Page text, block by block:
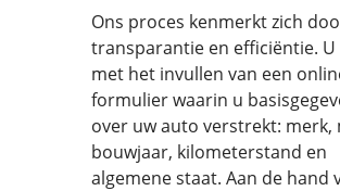
Ons proces kenmerkt zich
transparantie en efficiëntie.
met het invullen van een
formulier waarin u
over uw auto verstrekt: merk,
bouwjaar, kilometerstand en
algemene staat. Aan de hand